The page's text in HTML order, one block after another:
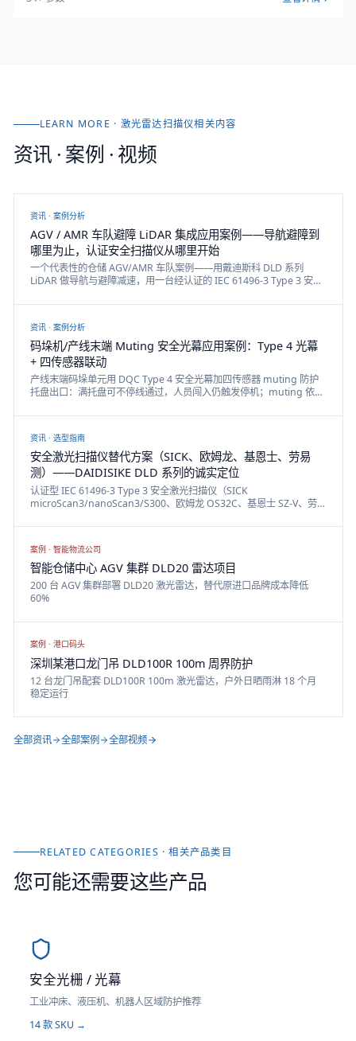
LEARN MORE · 激光雷达扫描仪相关内容
资讯 · 案例 · 视频
资讯 ·案例分析
AGV / AMR 车队避障 LiDAR 集成应用案例——导航避障到
哪里为止，认证安全扫描仪从哪里开始
一个代表性的仓储 AGV/AMR 车队案例——用戴迪斯科 DLD 系列
LiDAR 做导航与避障减速，用一台经认证的 IEC 61496-3 Type 3 安全
边界。
资讯 ·案例分析
码垛机/产线末端 Muting 安全光幕应用案例：Type 4 光幕
+ 四传感器联动
产线末端码垛单元用 DQC Type 4 安全光幕加四传感器 muting 防护
托盘出口：满托盘可不停线通过，人员闯入仍触发停机；muting 依据
安全继电器构成的整条安全链实现。
资讯 ·选型指南
安全激光扫描仪替代方案（SICK、欧姆龙、基恩士、劳易
测）——DAIDISIKE DLD 系列的诚实定位
认证型 IEC 61496-3 Type 3 安全激光扫描仪（SICK
microScan3/nanoScan3/S300、欧姆龙 OS32C、基恩士 SZ-V、劳
LiDAR 的诚实对照：DLD 适合 AGV/AMR 避障与非安全周界，不能替
案例 ·智能物流公司
智能仓储中心 AGV 集群 DLD20 雷达项目
200 台 AGV 集群部署 DLD20 激光雷达，替代原进口品牌成本降低
60%
案例 ·港口码头
深圳某港口龙门吊 DLD100R 100m 周界防护
12 台龙门吊配套 DLD100R 100m 激光雷达，户外日晒雨淋 18 个月
稳定运行
全部资讯 全部案例 全部视频
RELATED CATEGORIES · 相关产品类目
您可能还需要这些产品
安全光栅 / 光幕
工业冲床、液压机、机器人区域防护推荐
14款 SKU →